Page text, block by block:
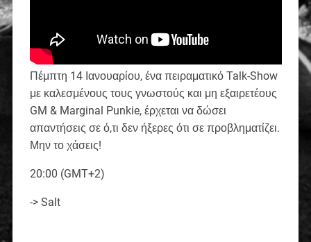
Πέμπτη 14 Ιανουαρίου, ένα πειραματικό Talk-Show
με καλεσμένους τους γνωστούς και μη εξαιρετέους
GM & Marginal Punkie, έρχεται να δώσει
απαντήσεις σε ό,τι δεν ήξερες ότι σε προβληματίζει.
Μην το χάσεις!
20:00 (GMT+2)
-> Salt